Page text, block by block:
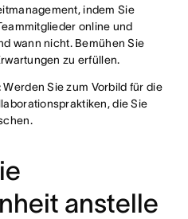
indem Sie
online und
wann nicht. Bemühen Sie
zu erfüllen.
Werden Sie zum Vorbild für die
die Sie
anstelle